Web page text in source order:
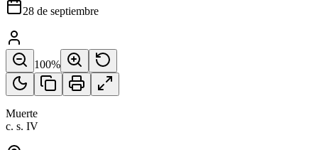
28 de septiembre
100%
Muerte
c. s. IV